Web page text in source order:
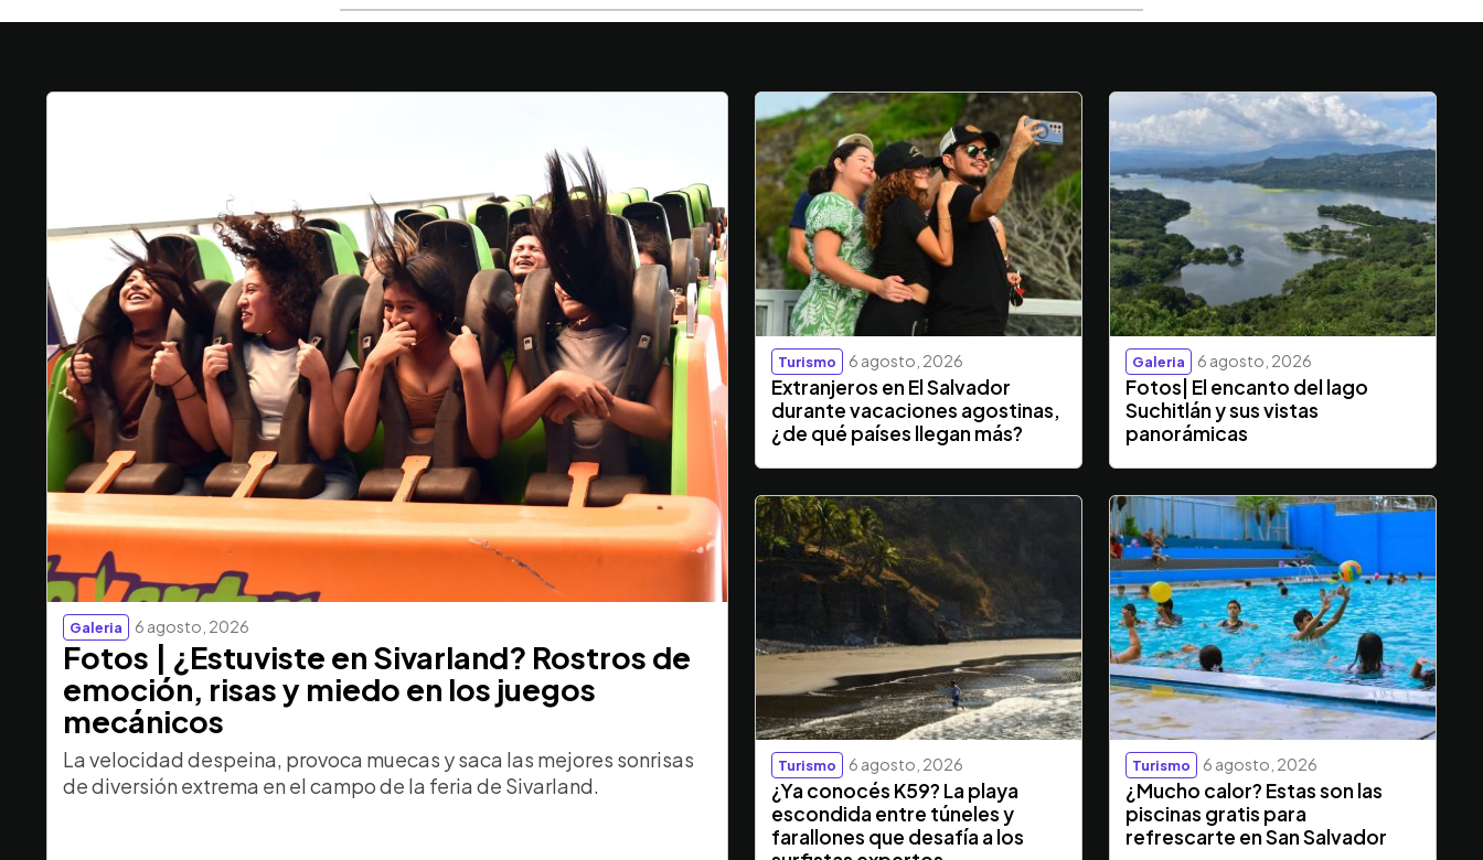
Galeria 6 agosto, 2026
Fotos | ¿Estuviste en Sivarland? Rostros de
emoción, risas y miedo en los juegos
mecánicos
La velocidad despeina, provoca muecas y saca las mejores sonrisas
de diversión extrema en el campo de la feria de Sivarland.
Turismo 6 agosto, 2026
Extranjeros en El Salvador
durante vacaciones agostinas,
¿de qué países llegan más?
Galeria 6 agosto, 2026
Fotos| El encanto del lago
Suchitlán y sus vistas
panorámicas
Turismo 6 agosto, 2026
¿Ya conocés K59? La playa
escondida entre túneles y
farallones que desafía a los
Turismo 6 agosto, 2026
¿Mucho calor? Estas son las
piscinas gratis para
refrescarte en San Salvador